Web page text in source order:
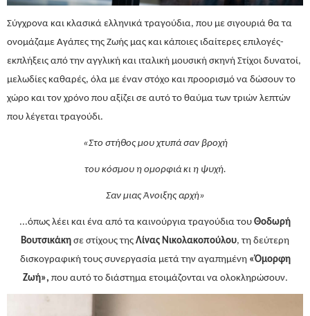
Σύγχρονα και κλασικά ελληνικά τραγούδια, που με σιγουριά θα τα
ονομάζαμε Αγάπες της Ζωής μας και κάποιες ιδαίτερες επιλογές-
εκπλήξεις από την αγγλική και ιταλική μουσική σκηνή Στίχοι δυνατοί,
μελωδίες καθαρές, όλα με έναν στόχο και προορισμό να δώσουν το
χώρο και τον χρόνο που αξίζει σε αυτό το θαύμα των τριών λεπτών
που λέγεται τραγούδι.
«Στο στήθος μου χτυπά σαν βροχή
του κόσμου η ομορφιά κι η ψυχή.
Σαν μιας Άνοιξης αρχή»
...όπως λέει και ένα από τα καινούργια τραγούδια του Θοδωρή
Βουτσικάκη σε στίχους της Λίνας Νικολακοπούλου, τη δεύτερη
δισκογραφική τους συνεργασία μετά την αγαπημένη «Όμορφη
Ζωή», που αυτό το διάστημα ετοιμάζονται να ολοκληρώσουν.